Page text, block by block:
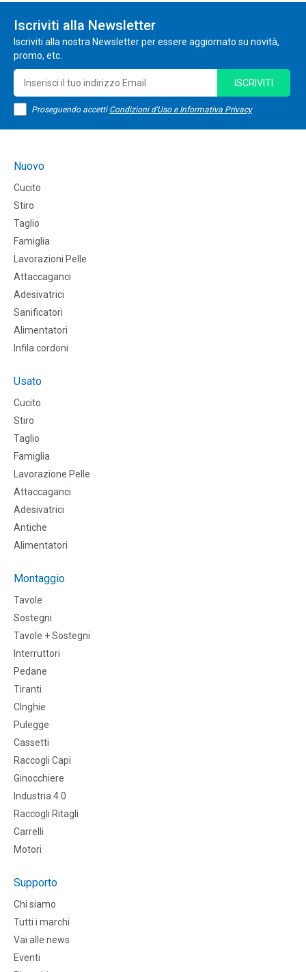
Iscriviti alla Newsletter
Iscriviti alla nostra Newsletter per essere aggiornato su novità,
promo, etc.
Proseguendo accetti Condizioni d'Uso e Informativa Privacy
ISCRIVITI
Nuovo
Cucito
Stiro
Taglio
Famiglia
Lavorazioni Pelle
Attaccaganci
Adesivatrici
Sanificatori
Alimentatori
Infila cordoni
Usato
Cucito
Stiro
Taglio
Famiglia
Lavorazione Pelle
Attaccaganci
Adesivatrici
Antiche
Alimentatori
Montaggio
Tavole
Sostegni
Tavole + Sostegni
Interruttori
Pedane
Tiranti
CInghie
Pulegge
Cassetti
Raccogli Capi
Ginocchiere
Industria 4.0
Raccogli Ritagli
Carrelli
Motori
Supporto
Chi siamo
Tutti i marchi
Vai alle news
Eventi